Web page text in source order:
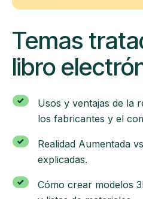
Temas
libro
Usos y ventajas de la
los fabricantes y el
Realidad Aumentada
explicadas.
Cómo crear modelos